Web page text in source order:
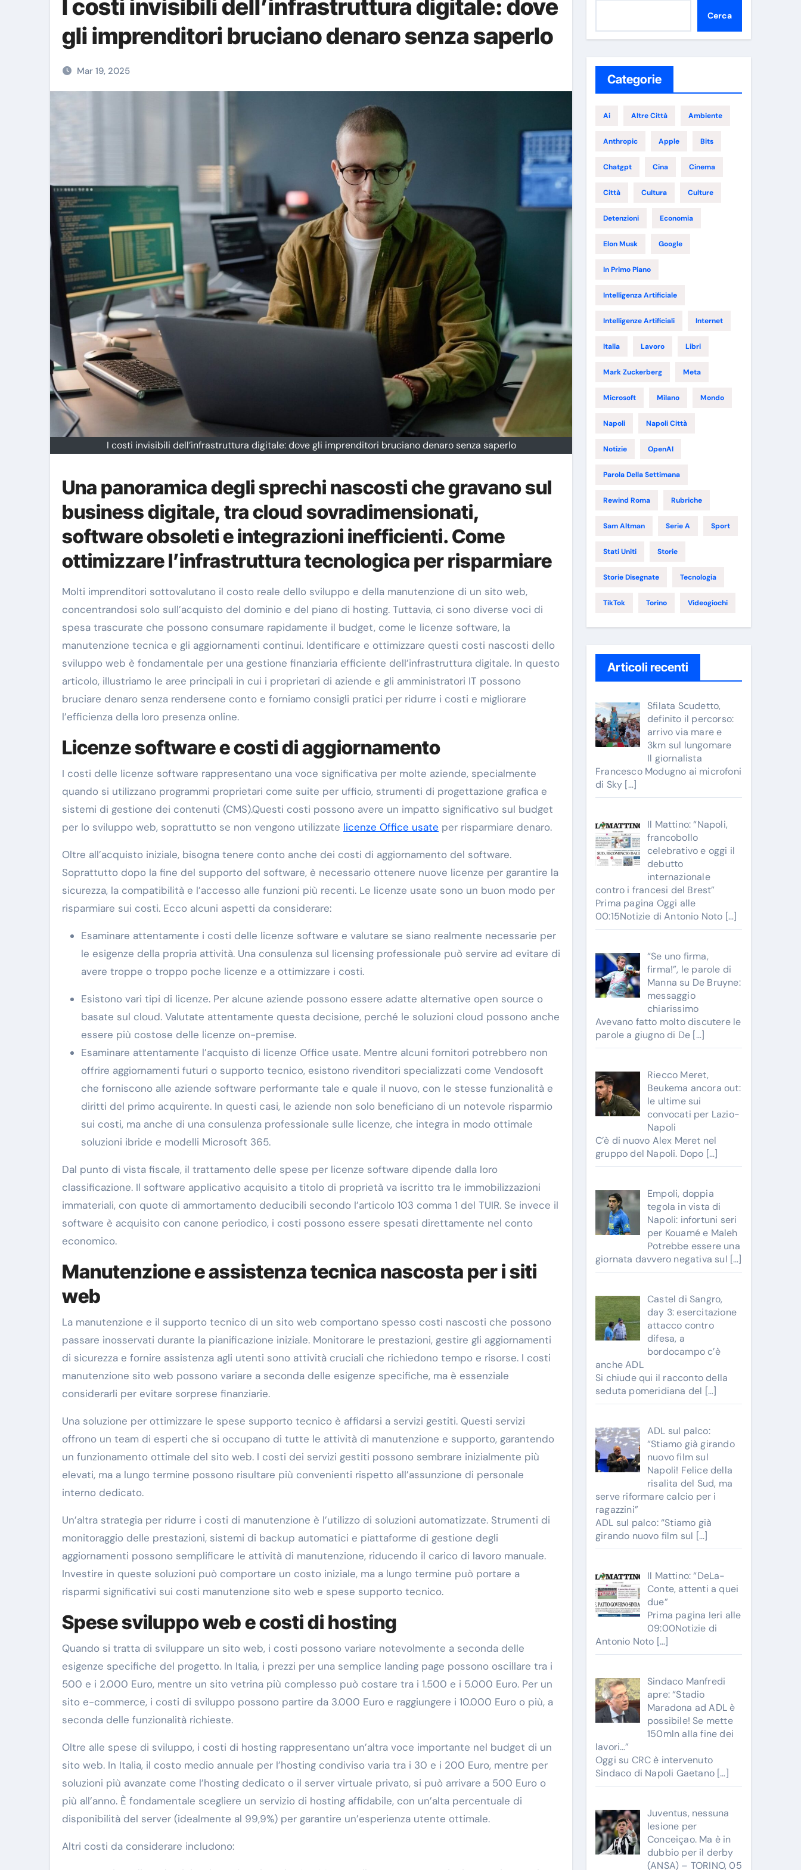
I costi invisibili dell’infrastruttura digitale: dove
gli imprenditori bruciano denaro senza saperlo
Mar 19, 2025
I costi invisibili dell’infrastruttura digitale: dove gli imprenditori bruciano denaro senza saperlo
Una panoramica degli sprechi nascosti che gravano sul
business digitale, tra cloud sovradimensionati,
software obsoleti e integrazioni inefficienti. Come
ottimizzare l’infrastruttura tecnologica per risparmiare
Molti imprenditori sottovalutano il costo reale dello sviluppo e della manutenzione di un sito web,
concentrandosi solo sull’acquisto del dominio e del piano di hosting. Tuttavia, ci sono diverse voci di
spesa trascurate che possono consumare rapidamente il budget, come le licenze software, la
manutenzione tecnica e gli aggiornamenti continui. Identificare e ottimizzare questi costi nascosti dello
sviluppo web è fondamentale per una gestione finanziaria efficiente dell’infrastruttura digitale. In questo
articolo, illustriamo le aree principali in cui i proprietari di aziende e gli amministratori IT possono
bruciare denaro senza rendersene conto e forniamo consigli pratici per ridurre i costi e migliorare
l’efficienza della loro presenza online.
Licenze software e costi di aggiornamento
I costi delle licenze software rappresentano una voce significativa per molte aziende, specialmente
quando si utilizzano programmi proprietari come suite per ufficio, strumenti di progettazione grafica e
sistemi di gestione dei contenuti (CMS).Questi costi possono avere un impatto significativo sul budget
per lo sviluppo web, soprattutto se non vengono utilizzate licenze Office usate per risparmiare denaro.
Oltre all’acquisto iniziale, bisogna tenere conto anche dei costi di aggiornamento del software.
Soprattutto dopo la fine del supporto del software, è necessario ottenere nuove licenze per garantire la
sicurezza, la compatibilità e l’accesso alle funzioni più recenti. Le licenze usate sono un buon modo per
risparmiare sui costi. Ecco alcuni aspetti da considerare:
Esaminare attentamente i costi delle licenze software e valutare se siano realmente necessarie per
le esigenze della propria attività. Una consulenza sul licensing professionale può servire ad evitare di
avere troppe o troppo poche licenze e a ottimizzare i costi.
Esistono vari tipi di licenze. Per alcune aziende possono essere adatte alternative open source o
basate sul cloud. Valutate attentamente questa decisione, perché le soluzioni cloud possono anche
essere più costose delle licenze on-premise.
Esaminare attentamente l’acquisto di licenze Office usate. Mentre alcuni fornitori potrebbero non
offrire aggiornamenti futuri o supporto tecnico, esistono rivenditori specializzati come Vendosoft
che forniscono alle aziende software performante tale e quale il nuovo, con le stesse funzionalità e
diritti del primo acquirente. In questi casi, le aziende non solo beneficiano di un notevole risparmio
sui costi, ma anche di una consulenza professionale sulle licenze, che integra in modo ottimale
soluzioni ibride e modelli Microsoft 365.
Dal punto di vista fiscale, il trattamento delle spese per licenze software dipende dalla loro
classificazione. Il software applicativo acquisito a titolo di proprietà va iscritto tra le immobilizzazioni
immateriali, con quote di ammortamento deducibili secondo l’articolo 103 comma 1 del TUIR. Se invece il
software è acquisito con canone periodico, i costi possono essere spesati direttamente nel conto
economico.
Manutenzione e assistenza tecnica nascosta per i siti
web
La manutenzione e il supporto tecnico di un sito web comportano spesso costi nascosti che possono
passare inosservati durante la pianificazione iniziale. Monitorare le prestazioni, gestire gli aggiornamenti
di sicurezza e fornire assistenza agli utenti sono attività cruciali che richiedono tempo e risorse. I costi
manutenzione sito web possono variare a seconda delle esigenze specifiche, ma è essenziale
considerarli per evitare sorprese finanziarie.
Una soluzione per ottimizzare le spese supporto tecnico è affidarsi a servizi gestiti. Questi servizi
offrono un team di esperti che si occupano di tutte le attività di manutenzione e supporto, garantendo
un funzionamento ottimale del sito web. I costi dei servizi gestiti possono sembrare inizialmente più
elevati, ma a lungo termine possono risultare più convenienti rispetto all’assunzione di personale
interno dedicato.
Un’altra strategia per ridurre i costi di manutenzione è l’utilizzo di soluzioni automatizzate. Strumenti di
monitoraggio delle prestazioni, sistemi di backup automatici e piattaforme di gestione degli
aggiornamenti possono semplificare le attività di manutenzione, riducendo il carico di lavoro manuale.
Investire in queste soluzioni può comportare un costo iniziale, ma a lungo termine può portare a
risparmi significativi sui costi manutenzione sito web e spese supporto tecnico.
Spese sviluppo web e costi di hosting
Quando si tratta di sviluppare un sito web, i costi possono variare notevolmente a seconda delle
esigenze specifiche del progetto. In Italia, i prezzi per una semplice landing page possono oscillare tra i
500 e i 2.000 Euro, mentre un sito vetrina più complesso può costare tra i 1.500 e i 5.000 Euro. Per un
sito e-commerce, i costi di sviluppo possono partire da 3.000 Euro e raggiungere i 10.000 Euro o più, a
seconda delle funzionalità richieste.
Oltre alle spese di sviluppo, i costi di hosting rappresentano un’altra voce importante nel budget di un
sito web. In Italia, il costo medio annuale per l’hosting condiviso varia tra i 30 e i 200 Euro, mentre per
soluzioni più avanzate come l’hosting dedicato o il server virtuale privato, si può arrivare a 500 Euro o
più all’anno. È fondamentale scegliere un servizio di hosting affidabile, con un’alta percentuale di
disponibilità del server (idealmente al 99,9%) per garantire un’esperienza utente ottimale.
Altri costi da considerare includono:
Cerca
Categorie
Ai Altre Città Ambiente
Anthropic Apple Bits
Chatgpt Cina Cinema
Città Cultura Culture
Detenzioni Economia
Elon Musk Google
In Primo Piano
Intelligenza Artificiale
Intelligenze Artificiali Internet
Italia Lavoro Libri
Mark Zuckerberg Meta
Microsoft Milano Mondo
Napoli Napoli Città
Notizie OpenAI
Parola Della Settimana
Rewind Roma Rubriche
Sam Altman Serie A Sport
Stati Uniti Storie
Storie Disegnate Tecnologia
TikTok Torino Videogiochi
Articoli recenti
Sfilata Scudetto,
definito il percorso:
arrivo via mare e
3km sul lungomare
Il giornalista
Francesco Modugno ai microfoni
di Sky […]
Il Mattino: “Napoli,
francobollo
celebrativo e oggi il
debutto
internazionale
contro i francesi del Brest”
Prima pagina Oggi alle
00:15Notizie di Antonio Noto […]
“Se uno firma,
firma!”, le parole di
Manna su De Bruyne:
messaggio
chiarissimo
Avevano fatto molto discutere le
parole a giugno di De […]
Riecco Meret,
Beukema ancora out:
le ultime sui
convocati per Lazio-
Napoli
C’è di nuovo Alex Meret nel
gruppo del Napoli. Dopo […]
Empoli, doppia
tegola in vista di
Napoli: infortuni seri
per Kouamé e Maleh
Potrebbe essere una
giornata davvero negativa sul […]
Castel di Sangro,
day 3: esercitazione
attacco contro
difesa, a
bordocampo c’è
anche ADL
Si chiude qui il racconto della
seduta pomeridiana del […]
ADL sul palco:
“Stiamo già girando
nuovo film sul
Napoli! Felice della
risalita del Sud, ma
serve riformare calcio per i
ragazzini”
ADL sul palco: “Stiamo già
girando nuovo film sul […]
Il Mattino: “DeLa-
Conte, attenti a quei
due”
Prima pagina Ieri alle
09:00Notizie di
Antonio Noto […]
Sindaco Manfredi
apre: “Stadio
Maradona ad ADL è
possibile! Se mette
150mln alla fine dei
lavori…”
Oggi su CRC è intervenuto
Sindaco di Napoli Gaetano […]
Juventus, nessuna
lesione per
Conceiçao. Ma è in
dubbio per il derby
(ANSA) – TORINO, 05